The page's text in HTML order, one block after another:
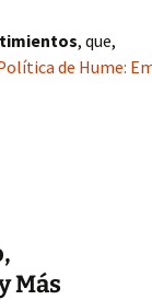
, que,
de Hume:
Más